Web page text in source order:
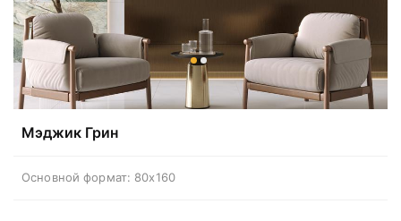
Мэджик Грин
Основной формат: 80x160